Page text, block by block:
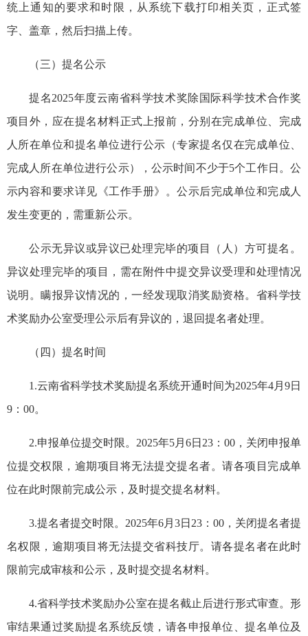
统上通知的要求和时限，从系统下载打印相关页，正式签
字、盖章，然后扫描上传。
（三）提名公示
提名2025年度云南省科学技术奖除国际科学技术合作奖
项目外，应在提名材料正式上报前，分别在完成单位、完成
人所在单位和提名单位进行公示（专家提名仅在完成单位、
完成人所在单位进行公示），公示时间不少于5个工作日。公
示内容和要求详见《工作手册》。公示后完成单位和完成人
发生变更的，需重新公示。
公示无异议或异议已处理完毕的项目（人）方可提名。
异议处理完毕的项目，需在附件中提交异议受理和处理情况
说明。瞒报异议情况的，一经发现取消奖励资格。省科学技
术奖励办公室受理公示后有异议的，退回提名者处理。
（四）提名时间
1.云南省科学技术奖励提名系统开通时间为2025年4月9日
9：00。
2.申报单位提交时限。2025年5月6日23：00，关闭申报单
位提交权限，逾期项目将无法提交提名者。请各项目完成单
位在此时限前完成公示，及时提交提名材料。
3.提名者提交时限。2025年6月3日23：00，关闭提名者提
名权限，逾期项目将无法提交省科技厅。请各提名者在此时
限前完成审核和公示，及时提交提名材料。
4.省科学技术奖励办公室在提名截止后进行形式审查。形
审结果通过奖励提名系统反馈，请各申报单位、提名单位及